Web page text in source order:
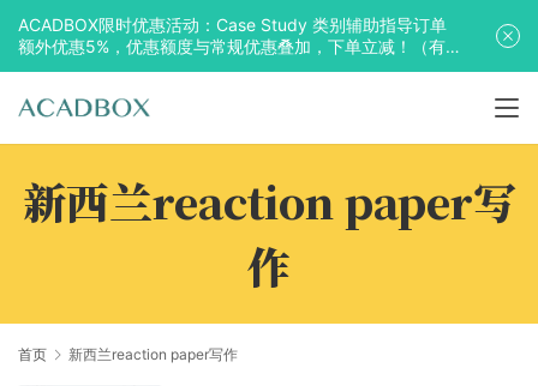
新西兰reaction paper写
作
首页 新西兰reaction paper写作
ACADBOX限时优惠活动：Case Study 类别辅助指导订单
额外优惠5%，优惠额度与常规优惠叠加，下单立减！（有
效期至2025年10月31日）